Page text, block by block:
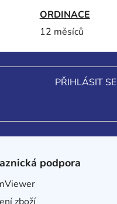
ORDINACE
12 měsíců
PŘIHLÁSIT SE
podpora